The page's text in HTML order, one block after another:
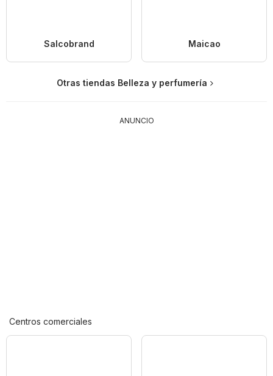
Salcobrand Maicao
Otras tiendas Belleza y perfumería
ANUNCIO
Centros comerciales